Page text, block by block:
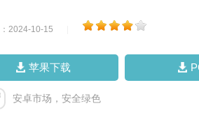
2024-10-15
苹果下载
安卓市场，安全绿色